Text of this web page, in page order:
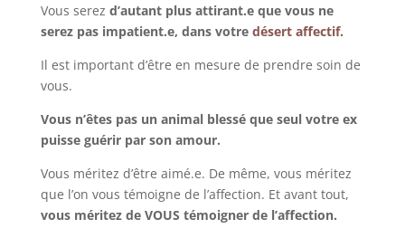
Vous serez d’autant plus attirant.e que vous ne
serez pas impatient.e, dans votre désert affectif.
Il est important d’être en mesure de prendre soin de
vous.
Vous n’êtes pas un animal blessé que seul votre ex
puisse guérir par son amour.
Vous méritez d’être aimé.e. De même, vous méritez
que l’on vous témoigne de l’affection. Et avant tout,
vous méritez de VOUS témoigner de l’affection.